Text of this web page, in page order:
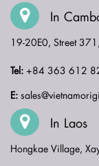
In
19-20E0, Street
Tel: +84 363 612
E:
In Laos
Hongkae Village,